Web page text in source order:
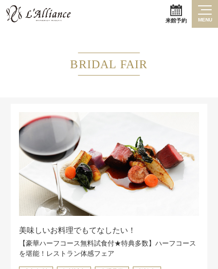
来館予約 MENU
BRIDAL FAIR
美味しいお料理でもてなしたい！
【豪華ハーフコース無料試食付★特典多数】ハーフコース
を堪能！レストラン体感フェア